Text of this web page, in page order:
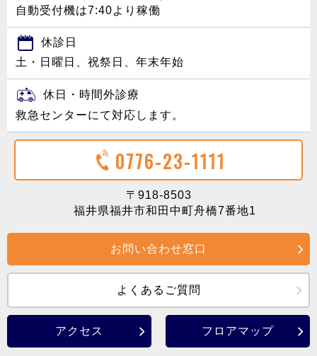
自動受付機は7:40より稼働
休診日
土・日曜日、祝祭日、年末年始
休日・時間外診療
救急センターにて対応します。
0776-23-1111
〒918-8503
福井県福井市和田中町舟橋7番地1
お問い合わせ窓口
よくあるご質問
アクセス フロアマップ